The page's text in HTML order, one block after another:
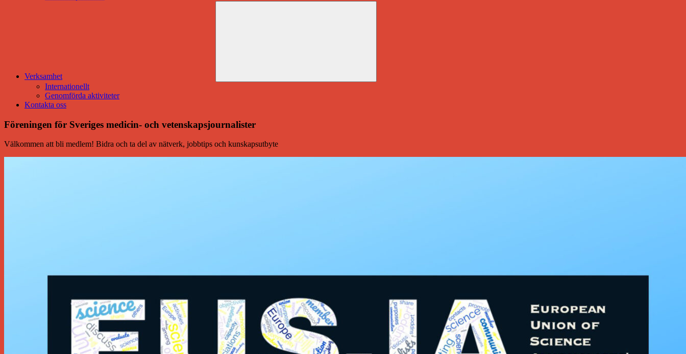
Verksamhet
Internationellt
Genomförda aktiviteter
Kontakta oss
Föreningen för Sveriges medicin- och vetenskapsjournalister
Välkommen att bli medlem! Bidra och ta del av nätverk, jobbtips och kunskapsutbyte